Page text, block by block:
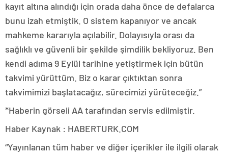
kayıt altına alındığı için orada daha önce de defalarca
bunu izah etmiştik. O sistem kapanıyor ve ancak
mahkeme kararıyla açılabilir. Dolayısıyla orası da
sağlıklı ve güvenli bir şekilde şimdilik bekliyoruz. Ben
kendi adıma 9 Eylül tarihine yetiştirmek için bütün
takvimi yürüttüm. Biz o karar çıktıktan sonra
takvimimizi başlatacağız, sürecimizi yürüteceğiz.”
*Haberin görseli AA tarafından servis edilmiştir.
Haber Kaynak : HABERTURK.COM
“Yayınlanan tüm haber ve diğer içerikler ile ilgili olarak